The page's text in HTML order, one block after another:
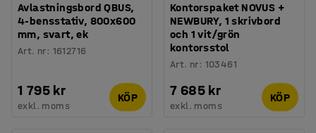
Avlastningsbord QBUS,
4-bensstativ, 800x600
mm, svart, ek
Art. nr: 1612716
1 795 kr
exkl. moms
KÖP
Kontorspaket NOVUS +
NEWBURY, 1 skrivbord
och 1 vit/grön
kontorsstol
Art. nr: 103461
7 685 kr
exkl. moms
KÖP